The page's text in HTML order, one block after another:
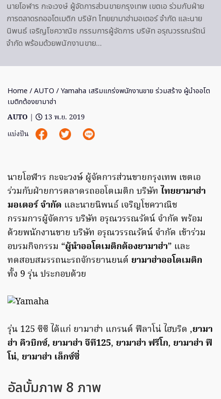
นายโอฬาร กะจะวงษ์ ผู้จัดการส่วนขายกรุงเทพ เขตเอ ร่วมกับฝ่าย
การตลาดรถออโตเมติก บริษัท ไทยยามาฮ่ามอเตอร์ จำกัด และนาย
นิพนธ์ เจริญโชควาณิช กรรมการผู้จัดการ บริษัท อรุณวรรณรัตน์
จำกัด พร้อมด้วยพนักงานขาย…
Home /AUTO / Yamaha เสริมแกร่งพนักงานขาย ร่วมสร้าง ผู้นำออโต
เมติกต้องยามาฮ่า
AUTO |
13 พ.ย. 2019
แบ่งปัน
นายโอฬาร กะจะวงษ์ ผู้จัดการส่วนขายกรุงเทพ เขตเอ
ร่วมกับฝ่ายการตลาดรถออโตเมติก บริษัท ไทยยามาฮ่า
มอเตอร์ จำกัด และนายนิพนธ์ เจริญโชควาณิช
กรรมการผู้จัดการ บริษัท อรุณวรรณรัตน์ จำกัด พร้อม
ด้วยพนักงานขาย บริษัท อรุณวรรณรัตน์ จำกัด เข้าร่วม
อบรมกิจกรรม “ผู้นำออโตเมติกต้องยามาฮ่า” และ
ทดสอบสมรรถนะรถจักรยานยนต์ ยามาฮ่าออโตเมติก
ทั้ง 9 รุ่น ประกอบด้วย
รุ่น 125 ซีซี ได้แก่ ยามาฮ่า แกรนด์ ฟีลาโน่ ไฮบริด ,ยามา
ฮ่า คิวบิกซ์, ยามาฮ่า จีที125, ยามาฮ่า ฟรีโก, ยามาฮ่า ฟี
โน่, ยามาฮ่า เล็กซ์ซี่
อัลบั้มภาพ 8 ภาพ